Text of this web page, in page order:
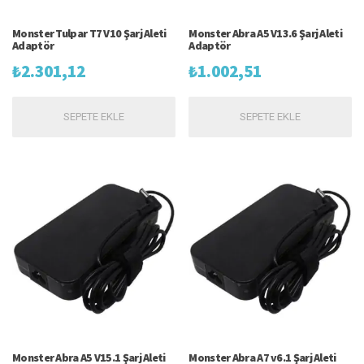
Monster Tulpar T7 V10 Şarj Aleti
Adaptör
₺2.301,12
SEPETE EKLE
Monster Abra A5 V13.6 Şarj Aleti
Adaptör
₺1.002,51
SEPETE EKLE
Monster Abra A5 V15.1 Şarj Aleti
Monster Abra A7 v6.1 Şarj Aleti